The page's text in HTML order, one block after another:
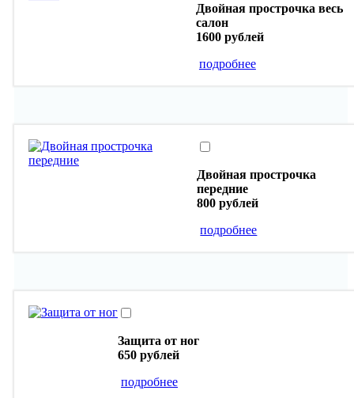
Двойная прострочка весь
салон
1600 рублей
подробнее
Двойная прострочка
передние
800 рублей
подробнее
Защита от ног
650 рублей
подробнее